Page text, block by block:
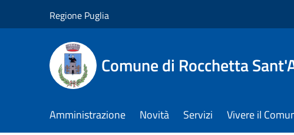
Regione Puglia
Comune di Rocchetta
Amministrazione Novità Servizi Vivere il